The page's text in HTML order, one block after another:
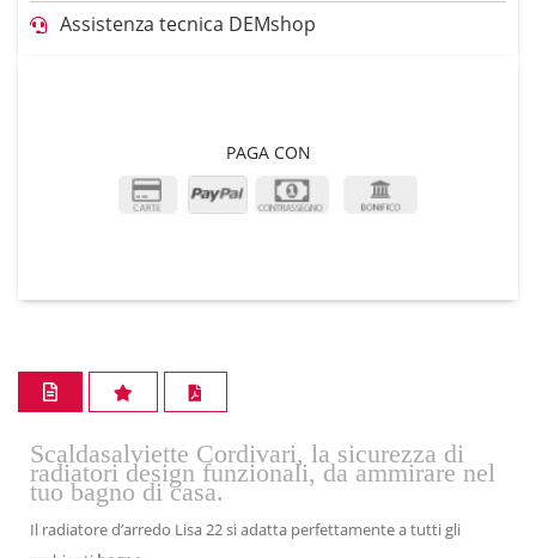
Assistenza tecnica DEMshop
PAGA CON
Scaldasalviette Cordivari, la sicurezza di
radiatori design funzionali, da ammirare nel
tuo bagno di casa.
Il radiatore d’arredo Lisa 22 si adatta perfettamente a tutti gli